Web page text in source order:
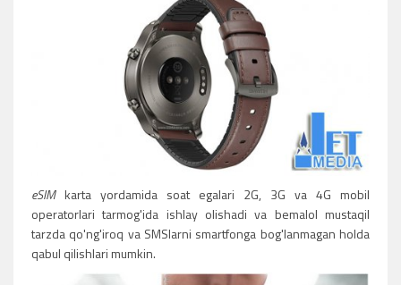
eSIMkarta yordamida soat egalari 2G, 3G va 4G mobil
operatorlari tarmog'ida ishlay olishadi va bemalol mustaqil
tarzda qo'ng'iroq va SMSlarni smartfonga bog'lanmagan holda
qabul qilishlari mumkin.